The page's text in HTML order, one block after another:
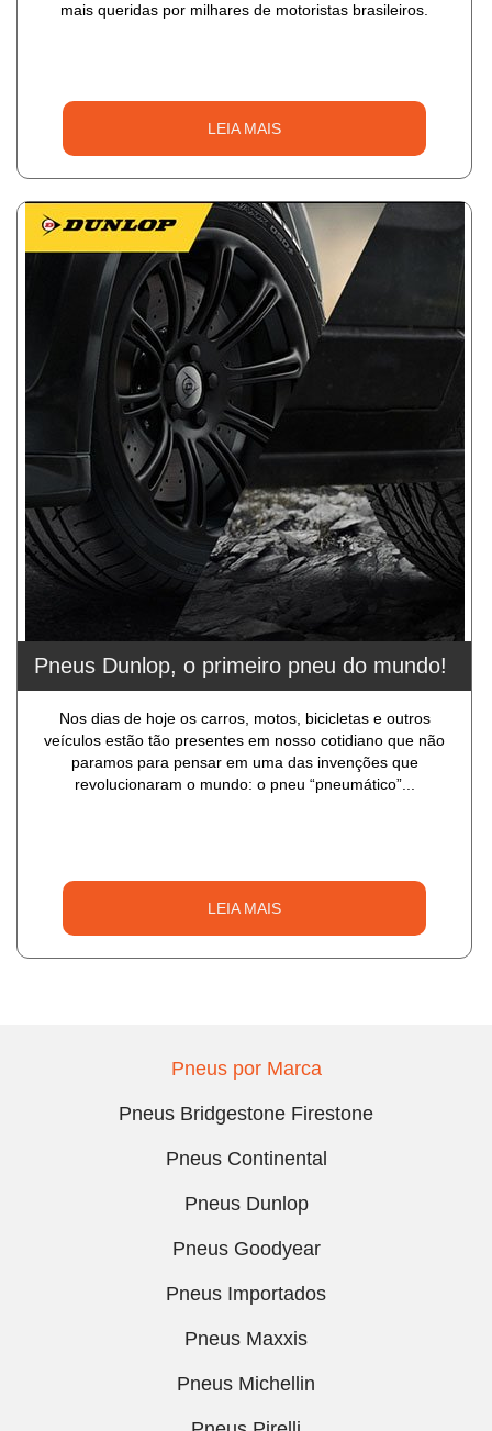
mais queridas por milhares de motoristas brasileiros.
LEIA MAIS
Pneus Dunlop, o primeiro pneu do mundo!
Nos dias de hoje os carros, motos, bicicletas e outros
veículos estão tão presentes em nosso cotidiano que não
paramos para pensar em uma das invenções que
revolucionaram o mundo: o pneu “pneumático”...
LEIA MAIS
Pneus por Marca
Pneus Bridgestone Firestone
Pneus Continental
Pneus Dunlop
Pneus Goodyear
Pneus Importados
Pneus Maxxis
Pneus Michellin